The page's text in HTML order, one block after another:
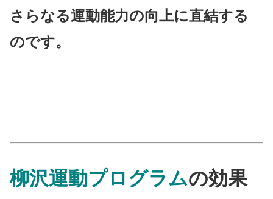
さらなる運動能力の向上に直結する
のです。
柳沢運動プログラムの効果